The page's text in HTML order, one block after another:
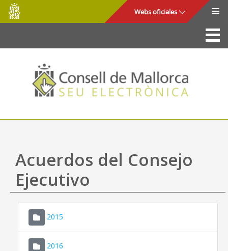
Saltar al contenido principal
Consell
de
Mallorca
Webs oficiales
La Sede
Consejo de Mallorca
Acceso y seguridad
Utilidades
Mapa web
Ayuda
Acuerdos del Consejo
Ejecutivo
2015
2016